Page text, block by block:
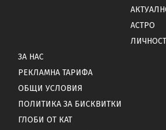
АСТРО
ЗА НАС
РЕКЛАМНА ТАРИФА
ОБЩИ УСЛОВИЯ
ПОЛИТИКА ЗА БИСКВИТКИ
ГЛОБИ ОТ КАТ